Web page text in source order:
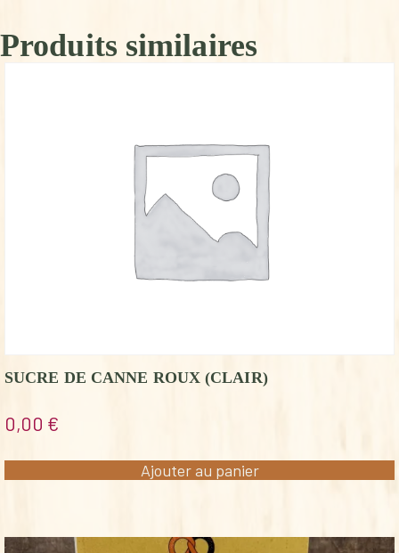
Produits similaires
SUCRE DE CANNE ROUX (CLAIR)
0,00 €
Ajouter au panier